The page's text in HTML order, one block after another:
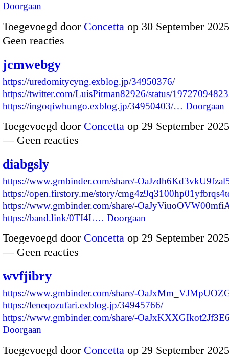
Doorgaan
Toegevoegd door Concetta op 30 September
Geen reacties
jcmwebgy
https://uredomitycyng.exblog.jp/34950376/
https://twitter.com/LuisPitman82926/status/
https://ingoqiwhungo.exblog.jp/34950403/… Doorgaan
Toegevoegd door Concetta op 29 September
— Geen reacties
diabgsly
https://www.gmbinder.com/share/-
https://open.firstory.me/story/
https://www.gmbinder.com/share/-
https://band.link/0TI4L… Doorgaan
Toegevoegd door Concetta op 29 September
— Geen reacties
wvfjibry
https://www.gmbinder.com/share/-
https://leneqozufari.exblog.jp/34945766/
https://www.gmbinder.com/share/-
Doorgaan
Toegevoegd door Concetta op 29 September